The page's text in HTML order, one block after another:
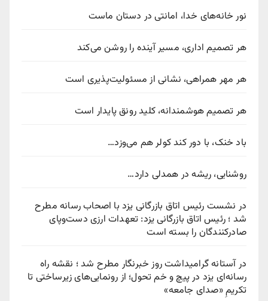
نور خانه‌های خدا، امانتی در دستان ماست
هر تصمیم اداری، مسیر آینده را روشن می‌کند
هر مهر همراهی، نشانی از مسئولیت‌پذیری است
هر تصمیم هوشمندانه، کلید رونق پایدار است
باد خنک، با دور کند کولر هم می‌وزد…
روشنایی، ریشه در همدلی دارد…
در نشست رئیس اتاق بازرگانی یزد با اصحاب رسانه مطرح
شد ؛ رئیس اتاق بازرگانی یزد: تعهدات ارزی دست‌وپای
صادرکنندگان را بسته است
در آستانه گرامیداشت روز خبرنگار مطرح شد ؛ نقشه راه
رسانه‌ای یزد در پیچ‌ و خم تحول؛ از رونمایی‌های زیرساختی تا
تکریمِ «صدای جامعه»